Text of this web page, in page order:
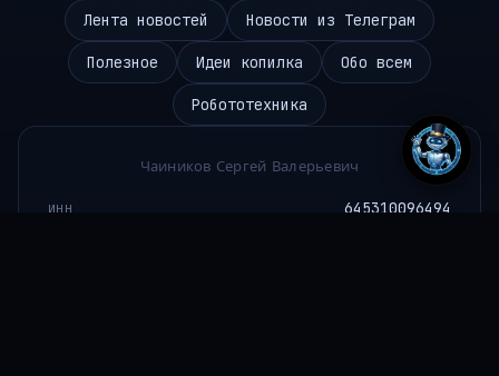
Лента новостей Новости из Телеграм
Полезное Идеи копилка Обо всем
Робототехника
Чаиников Сергей Валерьевич
ИНН 645310096494